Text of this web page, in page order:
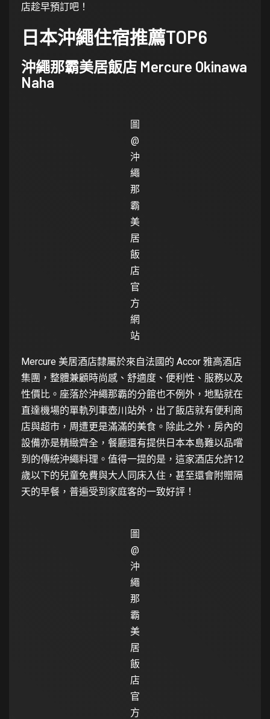
店趁早預訂吧！
日本沖繩住宿推薦TOP6
沖繩那霸美居飯店 Mercure Okinawa
Naha
圖
@
沖
繩
那
霸
美
居
飯
店
官
方
網
站
Mercure 美居酒店隸屬於來自法國的 Accor 雅高酒店
集團，整體兼顧時尚感、舒適度、便利性、服務以及
性價比。座落於沖繩那霸的分館也不例外，地點就在
直達機場的單軌列車壺川站外，出了飯店就有便利商
店與超市，周遭更是滿滿的美食。除此之外，房內的
設備亦是精緻齊全，餐廳還有提供日本本島難以品嚐
到的傳統沖繩料理。值得一提的是，這家酒店允許12
歲以下的兒童免費與大人同床入住，甚至還會附贈隔
天的早餐，普遍受到家庭客的一致好評！
圖
@
沖
繩
那
霸
美
居
飯
店
官
方